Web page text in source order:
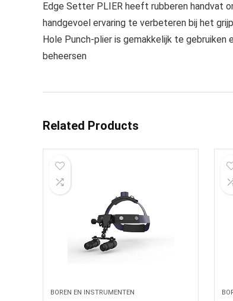
Edge Setter PLIER heeft rubberen handvat
handgevoel ervaring te verbeteren bij het
Hole Punch-plier is gemakkelijk te
beheersen
Related Products
BOREN EN INSTRUMENTEN